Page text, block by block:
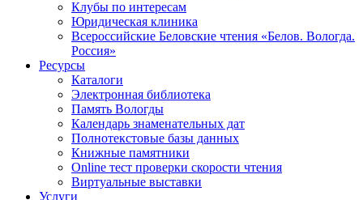
Клубы по интересам
Юридическая клиника
Всероссийские Беловские чтения «Белов. Вологда.
Россия»
Ресурсы
Каталоги
Электронная библиотека
Память Вологды
Календарь знаменательных дат
Полнотекстовые базы данных
Книжные памятники
Online тест проверки скорости чтения
Виртуальные выставки
Услуги